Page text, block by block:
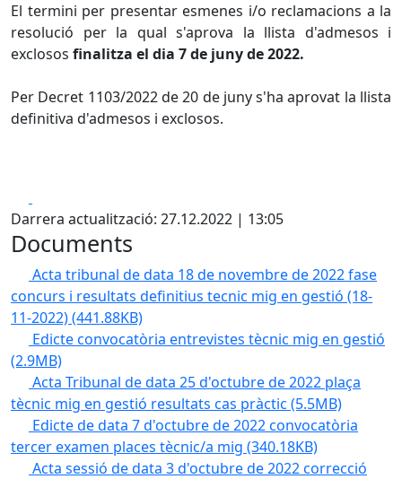
El termini per presentar esmenes i/o reclamacions a la
resolució per la qual s'aprova la llista d'admesos i
exclosos finalitza el dia 7 de juny de 2022.
Per Decret 1103/2022 de 20 de juny s'ha aprovat la llista
definitiva d'admesos i exclosos.
Darrera actualització: 27.12.2022 | 13:05
Documents
Acta tribunal de data 18 de novembre de 2022 fase
concurs i resultats definitius tecnic mig en gestió (18-
11-2022)(441.88KB)
Edicte convocatòria entrevistes tècnic mig en gestió
(2.9MB)
Acta Tribunal de data 25 d'octubre de 2022 plaça
tècnic mig en gestió resultats cas pràctic (5.5MB)
Edicte de data 7 d'octubre de 2022 convocatòria
tercer examen places tècnic/a mig (340.18KB)
Acta sessió de data 3 d'octubre de 2022 correcció